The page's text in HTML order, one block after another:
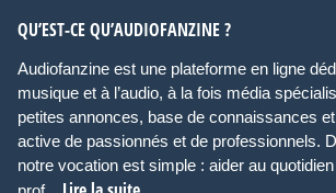
QU’EST-CE QU’AUDIOFANZINE ?
Audiofanzine est une plateforme en ligne
musique et à l’audio, à la fois média
petites annonces, base de connaissances
active de passionnés et de professionnels.
notre vocation est simple : aider au